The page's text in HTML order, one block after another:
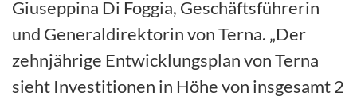
Giuseppina Di Foggia, Geschäftsführerin
und Generaldirektorin von Terna. „Der
zehnjährige Entwicklungsplan von Terna
sieht Investitionen in Höhe von insgesamt 2